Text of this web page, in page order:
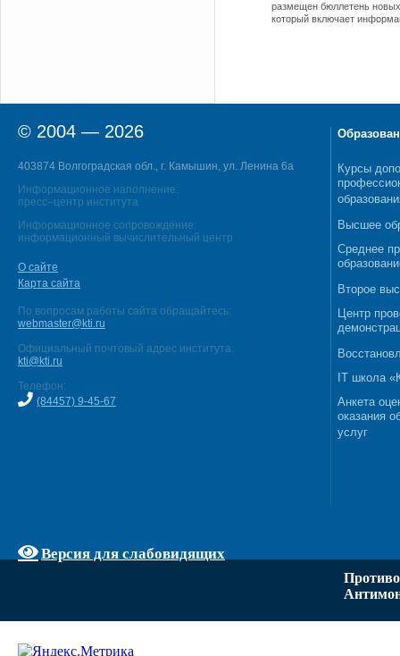
размещен бюллетень
который включает
© 2004 — 2026
403874 Волгоградская обл., г. Камышин, ул. Ленина 6а
Информационное наполнение:
пресс–центр института
Информационное сопровождение:
информационный вычислительный центр
О сайте
Карта сайта
По вопросам работы сайта обращайтесь:
webmaster@kti.ru
Официальный почтовый адрес института:
kti@kti.ru
Телефон:
(84457) 9-45-67
Версия для слабовидящих
Курсы
Высшее
Среднее
Второе
Центр
IT школа
Анкета
оказания
услуг